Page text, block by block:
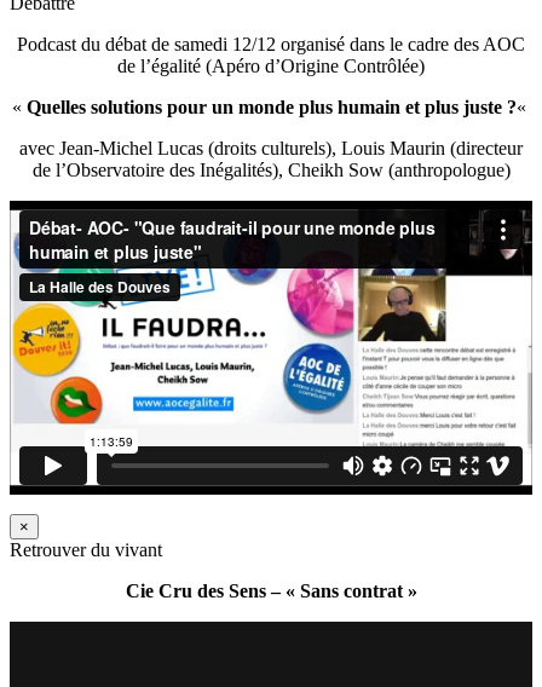
Podcast du débat de samedi 12/12 organisé dans le cadre des AOC
de l’égalité (Apéro d’Origine Contrôlée)
« Quelles solutions pour un monde plus humain et plus juste ?«
avec Jean-Michel Lucas (droits culturels), Louis Maurin (directeur
de l’Observatoire des Inégalités), Cheikh Sow (anthropologue)
×
Retrouver du vivant
Cie Cru des Sens – « Sans contrat »